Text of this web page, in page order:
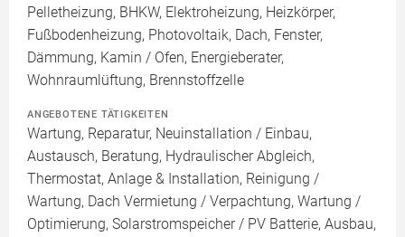
Pelletheizung, BHKW, Elektroheizung, Heizkörper,
Fußbodenheizung, Photovoltaik, Dach, Fenster,
Dämmung, Kamin / Ofen, Energieberater,
Wohnraumlüftung, Brennstoffzelle
ANGEBOTENE TÄTIGKEITEN
Wartung, Reparatur, Neuinstallation / Einbau,
Austausch, Beratung, Hydraulischer Abgleich,
Thermostat, Anlage & Installation, Reinigung /
Wartung, Dach Vermietung / Verpachtung, Wartung /
Optimierung, Solarstromspeicher / PV Batterie, Ausbau,